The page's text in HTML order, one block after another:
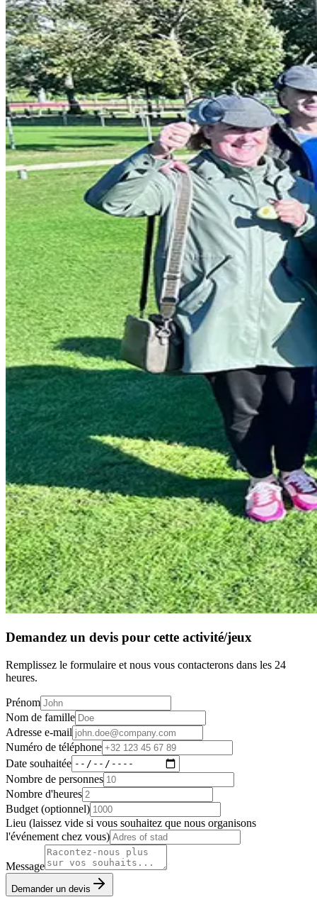
Demandez un devis pour cette activité/jeux
Remplissez le formulaire et nous vous contacterons dans les 24
heures.
Prénom
Nom de famille
Adresse e-mail
Numéro de téléphone
Date souhaitée
Nombre de personnes
Nombre d'heures
Budget (optionnel)
Lieu (laissez vide si vous souhaitez que nous organisons
l'événement chez vous)
Message
Demander un devis